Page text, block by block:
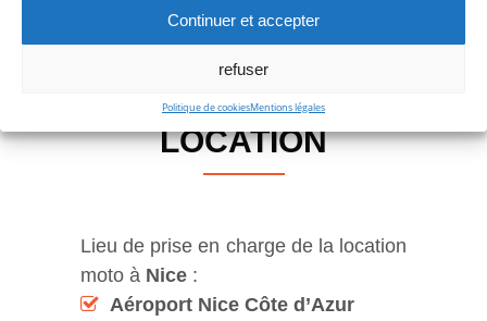
Continuer et accepter
refuser
Politique de cookiesMentions légales
CONDITIONS DE
LOCATION
Lieu de prise en charge de la location
moto à Nice :
Aéroport Nice Côte d’Azur